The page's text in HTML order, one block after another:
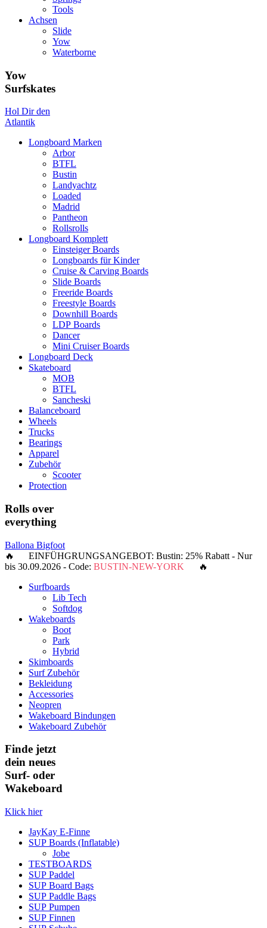
Tools
Achsen
Slide
Yow
Waterborne
Yow
Surfskates
Hol Dir den
Atlantik
Longboard Marken
Arbor
BTFL
Bustin
Landyachtz
Loaded
Madrid
Pantheon
Rollsrolls
Longboard Komplett
Einsteiger Boards
Longboards für Kinder
Cruise & Carving Boards
Slide Boards
Freeride Boards
Freestyle Boards
Downhill Boards
LDP Boards
Dancer
Mini Cruiser Boards
Longboard Deck
Skateboard
MOB
BTFL
Sancheski
Balanceboard
Wheels
Trucks
Bearings
Apparel
Zubehör
Scooter
Protection
Rolls over
everything
Ballona Bigfoot
🔥 EINFÜHGRUNGSANGEBOT: Bustin: 25% Rabatt - Nur
bis 30.09.2026 - Code: BUSTIN-NEW-YORK 🔥
Surfboards
Lib Tech
Softdog
Wakeboards
Boot
Park
Hybrid
Skimboards
Surf Zubehör
Bekleidung
Accessories
Neopren
Wakeboard Bindungen
Wakeboard Zubehör
Finde jetzt
dein neues
Surf- oder
Wakeboard
Klick hier
JayKay E-Finne
SUP Boards (Inflatable)
Jobe
TESTBOARDS
SUP Paddel
SUP Board Bags
SUP Paddle Bags
SUP Pumpen
SUP Finnen